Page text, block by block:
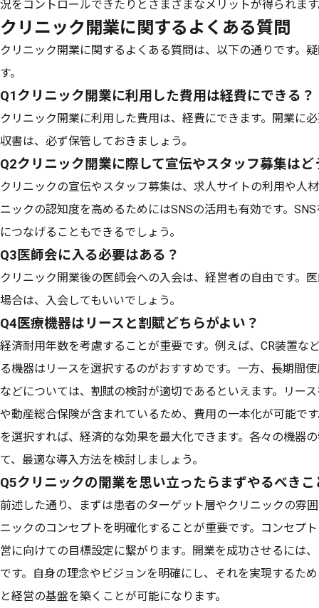
況をコントロールできたりとさまざまなメリットが得られま
クリニック開業に関するよくある質問
クリニック開業に関するよくある質問は、以下の通りです。
す。
Q1クリニック開業に利用した費用は経費にできる？
クリニック開業に利用した費用は、経費にできます。開業に
収書は、必ず保管しておきましょう。
Q2クリニック開業に際して宣伝やスタッフ募集は
クリニックの宣伝やスタッフ募集は、求人サイトの利用や人
ニックの認知度を高めるためにはSNSの活用も有効です。
につなげることもできるでしょう。
Q3医師会に入る必要はある？
クリニック開業後の医師会への入会は、経営者の自由です。
場合は、入会してもいいでしょう。
Q4医療機器はリースと割賦どちらがよい？
経済耐用年数を考慮することが重要です。例えば、CR装置な
る機器はリースを選択するのがおすすめです。一方、長期間
などについては、割賦の検討が適切であるといえます。リー
や動産総合保険が含まれているため、費用の一本化が可能で
を選択すれば、経済的な効果を最大化できます。各々の機器
て、最適な導入方法を検討しましょう。
Q5クリニックの開業を思い立ったらまずやるべきこ
前述した通り、まずは患者のターゲット層やクリニックの雰
ニックのコンセプトを明確化することが重要です。コンセプ
営に向けての目標設定に繋がります。開業を成功させるには
です。自身の理念やビジョンを明確にし、それを実現するた
と経営の基盤を築くことが可能になります。